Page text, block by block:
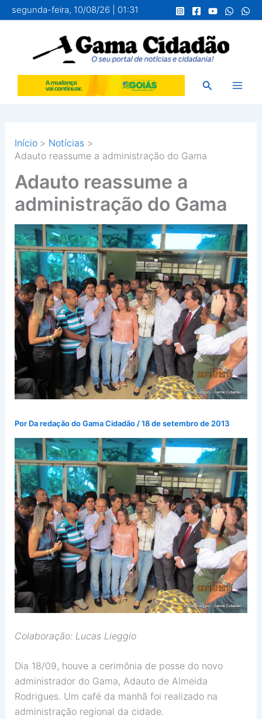
para
conteúdo
segunda-feira, 10/08/26 | 01:31
Pesquisar
Início
Notícias
Adauto reassume a administração do Gama
Adauto reassume a
administração do Gama
Por Da redação do Gama Cidadão /18 de setembro de 2013
Colaboração: Lucas Lieggio
Dia 18/09, houve a cerimônia de posse do novo
administrador do Gama, Adauto de Almeida
Rodrigues. Um café da manhã foi realizado na
administração regional da cidade.